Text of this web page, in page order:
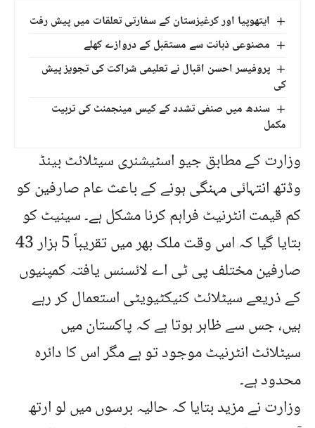
ایتھوپیا اور کرغیزستان کے سفارتی تعلقات میں پیش رفت
مصنوعی ذہانت سے مستقبل کے دروازے کھلے
پروفیسر احسن اقبال نے تعلیمی شراکت کی تجویز پیش
کی
سندھ میں صنفی تشدد کے کیس مینجمنٹ کی تربیت
مکمل
وزارت کے مطابق جیو اسٹیشنری سیٹلائٹ بینڈ
وڈتھ انتہائی مہنگی ہونے کے باعث عام صارفین کو
کم قیمت انٹرنیٹ فراہم کرنا مشکل ہے۔ سینیٹ کو
بتایا گیا کہ اس وقت ملک بھر میں تقریباً 5 ہزار 43
صارفین مختلف پی ٹی اے لائسنس یافتہ کمپنیوں
کے ذریعے سیٹلائٹ کنیکٹیویٹی استعمال کر رہے
ہیں، جس سے ظاہر ہوتا ہے کہ پاکستان میں
سیٹلائٹ انٹرنیٹ موجود تو ہے مگر اس کا دائرہ
محدود ہے۔
وزارت نے مزید بتایا کہ حالیہ برسوں میں لو ارتھ